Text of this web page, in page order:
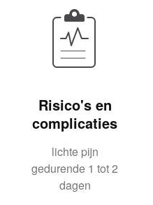
Risico's en
complicaties
lichte pijn
gedurende 1 tot 2
dagen